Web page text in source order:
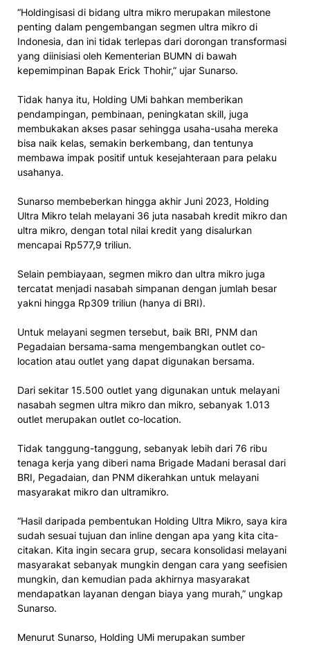
“Holdingisasi di bidang ultra mikro merupakan milestone
penting dalam pengembangan segmen ultra mikro di
Indonesia, dan ini tidak terlepas dari dorongan transformasi
yang diinisiasi oleh Kementerian BUMN di bawah
kepemimpinan Bapak Erick Thohir,” ujar Sunarso.
Tidak hanya itu, Holding UMi bahkan memberikan
pendampingan, pembinaan, peningkatan skill, juga
membukakan akses pasar sehingga usaha-usaha mereka
bisa naik kelas, semakin berkembang, dan tentunya
membawa impak positif untuk kesejahteraan para pelaku
usahanya.
Sunarso membeberkan hingga akhir Juni 2023, Holding
Ultra Mikro telah melayani 36 juta nasabah kredit mikro dan
ultra mikro, dengan total nilai kredit yang disalurkan
mencapai Rp577,9 triliun.
Selain pembiayaan, segmen mikro dan ultra mikro juga
tercatat menjadi nasabah simpanan dengan jumlah besar
yakni hingga Rp309 triliun (hanya di BRI).
Untuk melayani segmen tersebut, baik BRI, PNM dan
Pegadaian bersama-sama mengembangkan outlet co-
location atau outlet yang dapat digunakan bersama.
Dari sekitar 15.500 outlet yang digunakan untuk melayani
nasabah segmen ultra mikro dan mikro, sebanyak 1.013
outlet merupakan outlet co-location.
Tidak tanggung-tanggung, sebanyak lebih dari 76 ribu
tenaga kerja yang diberi nama Brigade Madani berasal dari
BRI, Pegadaian, dan PNM dikerahkan untuk melayani
masyarakat mikro dan ultramikro.
“Hasil daripada pembentukan Holding Ultra Mikro, saya kira
sudah sesuai tujuan dan inline dengan apa yang kita cita-
citakan. Kita ingin secara grup, secara konsolidasi melayani
masyarakat sebanyak mungkin dengan cara yang seefisien
mungkin, dan kemudian pada akhirnya masyarakat
mendapatkan layanan dengan biaya yang murah,” ungkap
Sunarso.
Menurut Sunarso, Holding UMi merupakan sumber